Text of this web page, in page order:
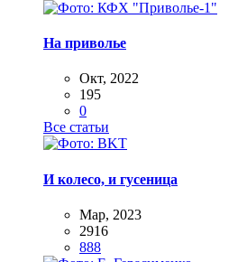
На приволье
Окт, 2022
195
0
Все статьи
И колесо, и гусеница
Мар, 2023
2916
888